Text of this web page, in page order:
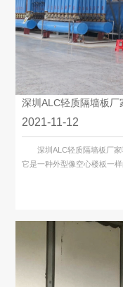
深圳ALC轻质隔墙板厂
2021-11-12
深圳ALC轻质隔墙板厂家
它是一种外型像空心楼板一